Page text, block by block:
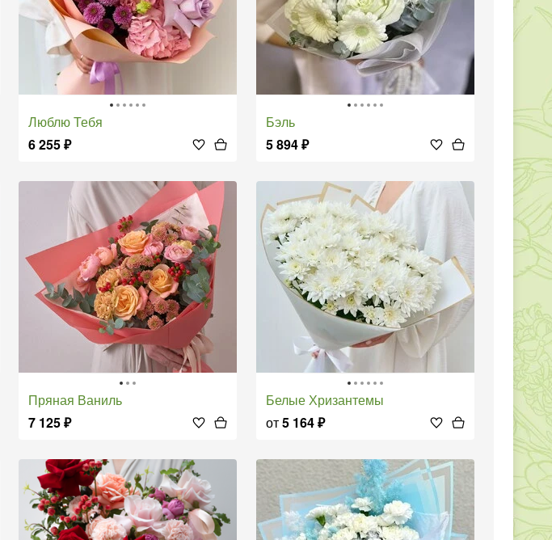
Люблю Тебя
6 255₽
Бэль
5 894₽
Пряная Ваниль
7 125₽
Белые Хризантемы
от5 164₽